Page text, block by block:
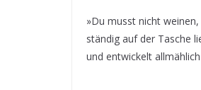
»Du musst nicht
ständig auf der Tasche
und entwickelt